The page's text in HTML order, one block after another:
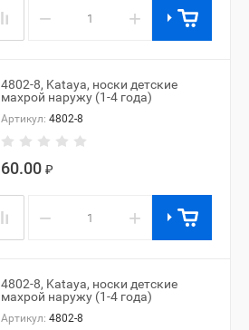
− +
4802-8, Kataya, носки детские
махрой наружу (1-4 года)
Артикул: 4802-8
60.00 ₽
− +
4802-8, Kataya, носки детские
махрой наружу (1-4 года)
Артикул: 4802-8